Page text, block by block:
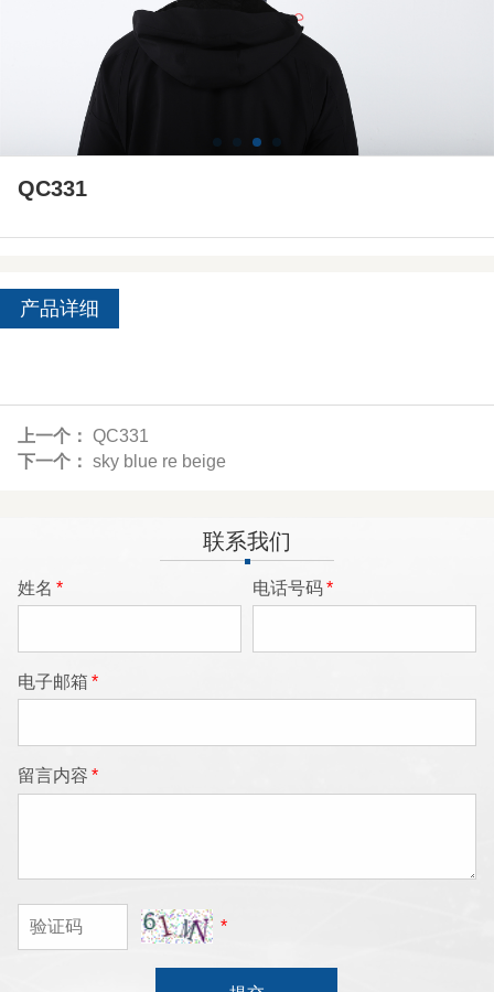
QC331
产品详细
上一个： QC331
下一个： sky blue re beige
联系我们
姓名 * 电话号码*
电子邮箱 *
留言内容 *
*